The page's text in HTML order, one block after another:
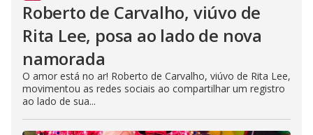
Roberto de Carvalho, viúvo de
Rita Lee, posa ao lado de nova
namorada
O amor está no ar! Roberto de Carvalho, viúvo de Rita Lee,
movimentou as redes sociais ao compartilhar um registro
ao lado de sua...